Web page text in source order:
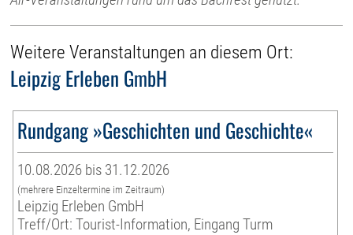
Weitere Veranstaltungen an diesem Ort:
Leipzig Erleben GmbH
Rundgang »Geschichten und Geschichte«
10.08.2026 bis 31.12.2026
(mehrere Einzeltermine im Zeitraum)
Leipzig Erleben GmbH
Treff/Ort: Tourist-Information, Eingang Turm